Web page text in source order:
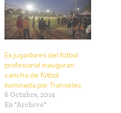
Ex jugadores del fútbol
profesional inauguran
cancha de fútbol
iluminada por Transelec
6 Octubre, 2014
En "Archivo"